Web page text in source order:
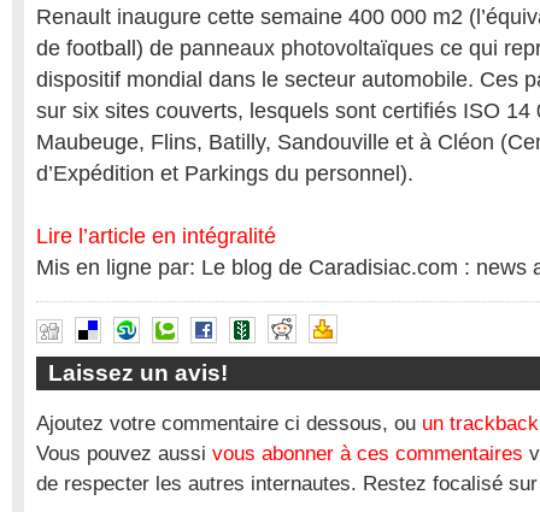
Renault inaugure cette semaine 400 000 m2
de football) de panneaux photovoltaïques ce qui
dispositif mondial dans le secteur automobile. Ces
sur six sites couverts, lesquels sont certifiés ISO 14
Maubeuge, Flins, Batilly, Sandouville et à Cléon
d’Expédition et Parkings du personnel).
Lire l’article en intégralité
Mis en ligne par: Le blog de Caradisiac.com : news
Laissez un avis!
Ajoutez votre commentaire ci dessous, ou un trackback
Vous pouvez aussi vous abonner à ces commentaires
de respecter les autres internautes. Restez focalisé